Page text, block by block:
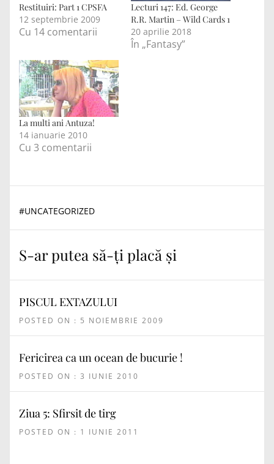
Restituiri: Part 1 CPSFA
12 septembrie 2009
Cu 14 comentarii
Lecturi 147: Ed. George
R.R. Martin – Wild Cards 1
20 aprilie 2018
În „Fantasy”
La multi ani Antuza!
14 ianuarie 2010
Cu 3 comentarii
#UNCATEGORIZED
S-ar putea să-ți placă și
PISCUL EXTAZULUI
POSTED ON : 5 NOIEMBRIE 2009
Fericirea ca un ocean de bucurie !
POSTED ON : 3 IUNIE 2010
Ziua 5: Sfirsit de tirg
POSTED ON : 1 IUNIE 2011